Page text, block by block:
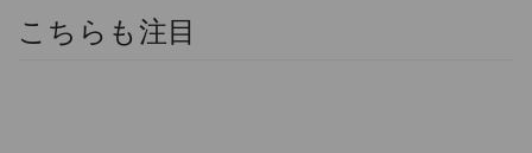
こちらも注目